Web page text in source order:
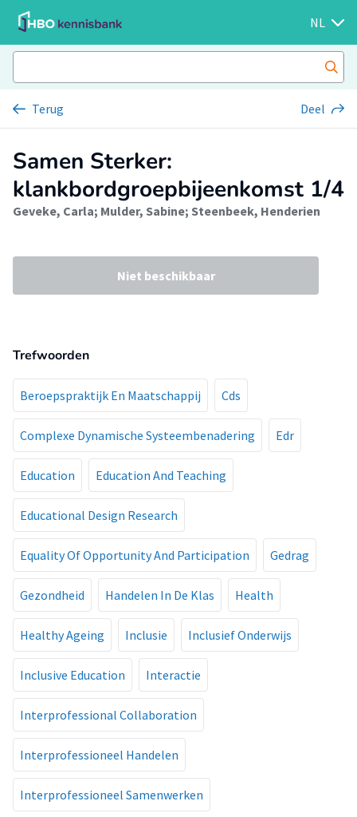
NL
Terug Deel
Samen Sterker:
klankbordgroepbijeenkomst 1/4
Geveke, Carla; Mulder, Sabine; Steenbeek, Henderien
Niet beschikbaar
Trefwoorden
Beroepspraktijk En Maatschappij Cds
Complexe Dynamische Systeembenadering Edr
Education Education And Teaching
Educational Design Research
Equality Of Opportunity And Participation Gedrag
Gezondheid Handelen In De Klas Health
Healthy Ageing Inclusie Inclusief Onderwijs
Inclusive Education Interactie
Interprofessional Collaboration
Interprofessioneel Handelen
Interprofessioneel Samenwerken